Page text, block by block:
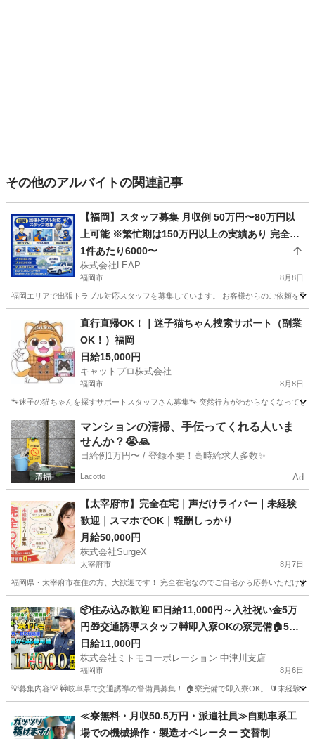
その他のアルバイトの関連記事
【福岡】スタッフ募集 月収例 50万円〜80万円以
上可能 ※繁忙期は150万円以上の実績あり 完全出
来高制 1件あたり平均10,000円 1日2〜7件程度の
対応 日収目安：20,000円〜70,000円
1件あたり6000〜
株式会社LEAP
福岡市 8月8日
福岡エリアで出張トラブル対応スタッフを募集しています。 お客様からのご依頼を
その他 スタッフ
直行直帰OK！｜迷子猫ちゃん捜索サポート（副業
OK！）福岡
日給15,000円
キャットプロ株式会社
福岡市 8月8日
🐾迷子の猫ちゃんを探すサポートスタッフさん募集🐾 突然行方がわからなくなって
福岡 福岡市 その他 スタッフ
マンションの清掃、手伝ってくれる人いま
せんか？😭🙏
日給例1万円〜 / 登録不要！高時給求人多数✨
Lacotto Ad
【太宰府市】完全在宅｜声だけライバー｜未経験
歓迎｜スマホでOK｜報酬しっかり
月給50,000円
株式会社SurgeX
太宰府市 8月7日
福岡県・太宰府市在住の方、大歓迎です！ 完全在宅なのでご自宅から応募いただけ
その他 ライバー
📦住み込み歓迎 💴日給11,000円～入社祝い金5万
円🎁交通誘導スタッフ🚧即入寮OKの寮完備🏠50
代・60代活躍中👴難しい作業は一切なし👌地域の
安全を守るやりがいある仕事🛡️Web面接で即決も
可能です💻
日給11,000円
株式会社ミトモコーポレーション 中津川支店
福岡市 8月6日
💡募集内容💡 🚧岐阜県で交通誘導の警備員募集！ 🏠寮完備で即入寮OK。 🔰未経験
その他 Web
≪寮無料・月収50.5万円・派遣社員≫自動車系工
場での機械操作・製造オペレーター 交替制